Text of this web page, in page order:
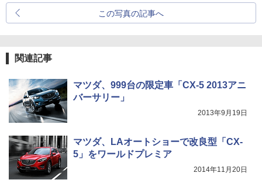
この写真の記事へ
関連記事
マツダ、999台の限定車「CX-5 2013アニ
バーサリー」
2013年9月19日
マツダ、LAオートショーで改良型「CX-
5」をワールドプレミア
2014年11月20日